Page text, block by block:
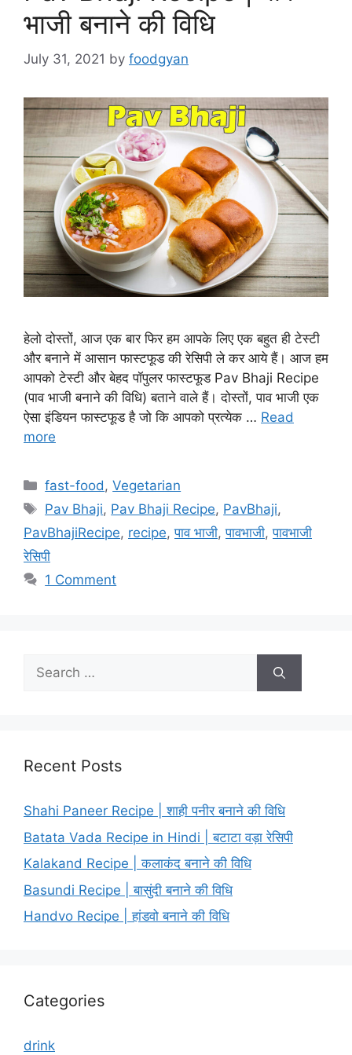
भाजी बनाने की विधि
July 31, 2021 by foodgyan
हेलो दोस्तों, आज एक बार फिर हम आपके लिए एक बहुत ही टेस्टी
और बनाने में आसान फास्टफूड की रेसिपी ले कर आये हैं। आज हम
आपको टेस्टी और बेहद पॉपुलर फास्टफूड Pav Bhaji Recipe
(पाव भाजी बनाने की विधि) बताने वाले हैं। दोस्तों, पाव भाजी एक
ऐसा इंडियन फास्टफूड है जो कि आपको प्रत्येक … Read
more
Categories
fast-food,Vegetarian
Tags
Pav Bhaji, Pav Bhaji Recipe, PavBhaji,
PavBhajiRecipe, recipe,पाव भाजी,पावभाजी,पावभाजी
रेसिपी
1 Comment
Search
for:
Recent Posts
Shahi Paneer Recipe | शाही पनीर बनाने की विधि
Batata Vada Recipe in Hindi | बटाटा वड़ा रेसिपी
Kalakand Recipe | कलाकंद बनाने की विधि
Basundi Recipe | बासुंदी बनाने की विधि
Handvo Recipe | हांडवो बनाने की विधि
Categories
drink